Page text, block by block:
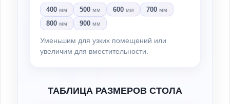
400 мм 500 мм 600 мм 700 мм
800 мм 900 мм
Уменьшим для узких помещений или
увеличим для вместительности.
ТАБЛИЦА РАЗМЕРОВ СТОЛА